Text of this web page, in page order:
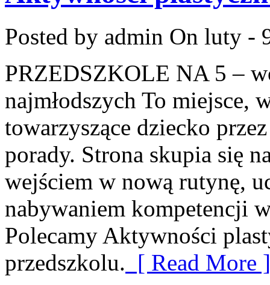
Posted by admin On luty -
PRZEDSZKOLE NA 5 –
najmłodszych To miejsce,
towarzyszące dziecko
porady. Strona skupia się
wejściem w nową rutynę,
nabywaniem kompetencji
Polecamy Aktywności
przedszkolu. [ Read More ]